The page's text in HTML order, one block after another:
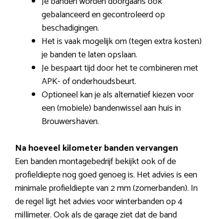
gebalanceerd en gecontroleerd op
beschadigingen.
Het is vaak mogelijk om (tegen extra kosten)
je banden te laten opslaan.
Je bespaart tijd door het te combineren met
APK- of onderhoudsbeurt.
Optioneel kan je als alternatief kiezen voor
een (mobiele) bandenwissel aan huis in
Brouwershaven.
Na hoeveel kilometer banden vervangen
Een banden montagebedrijf bekijkt ook of de
profieldiepte nog goed genoeg is. Het advies is een
minimale profieldiepte van 2 mm (zomerbanden). In
de regel ligt het advies voor winterbanden op 4
millimeter. Ook als de garage ziet dat de band